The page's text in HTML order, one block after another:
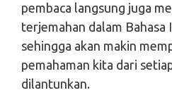
pembaca langsung juga
terjemahan dalam Bahasa
sehingga akan makin
pemahaman kita dari
dilantunkan.